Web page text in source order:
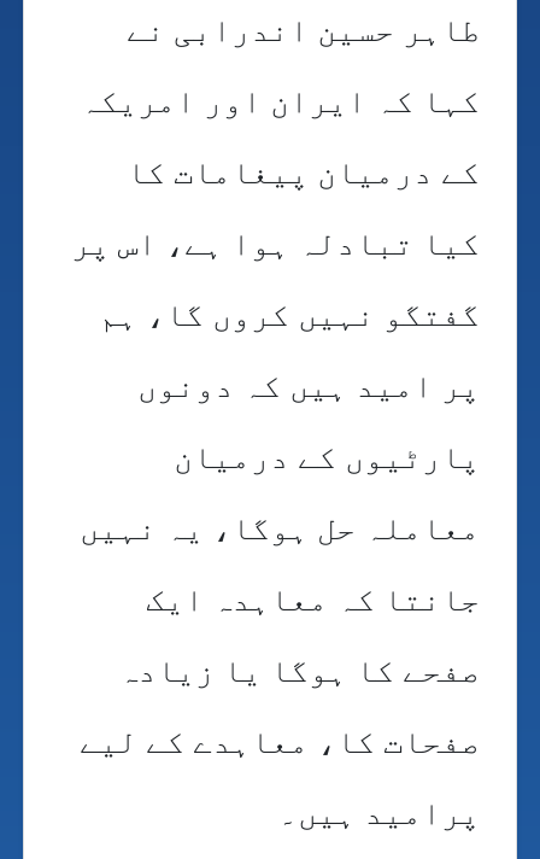
طاہر حسین اندرابی نے
کہا کہ ایران اور امریکہ
کے درمیان پیغامات کا
کیا تبادلہ ہوا ہے، اس پر
گفتگو نہیں کروں گا، ہم
پر امید ہیں کہ دونوں
پارٹیوں کے درمیان
معاملہ حل ہوگا، یہ نہیں
جانتا کہ معاہدہ ایک
صفحے کا ہوگا یا زیادہ
صفحات کا، معاہدے کے لیے
پرامید ہیں۔